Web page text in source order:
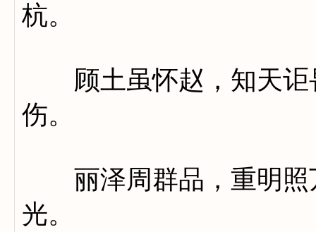
杭。
顾土虽怀赵，知天讵
伤。
丽泽周群品，重明照
光。